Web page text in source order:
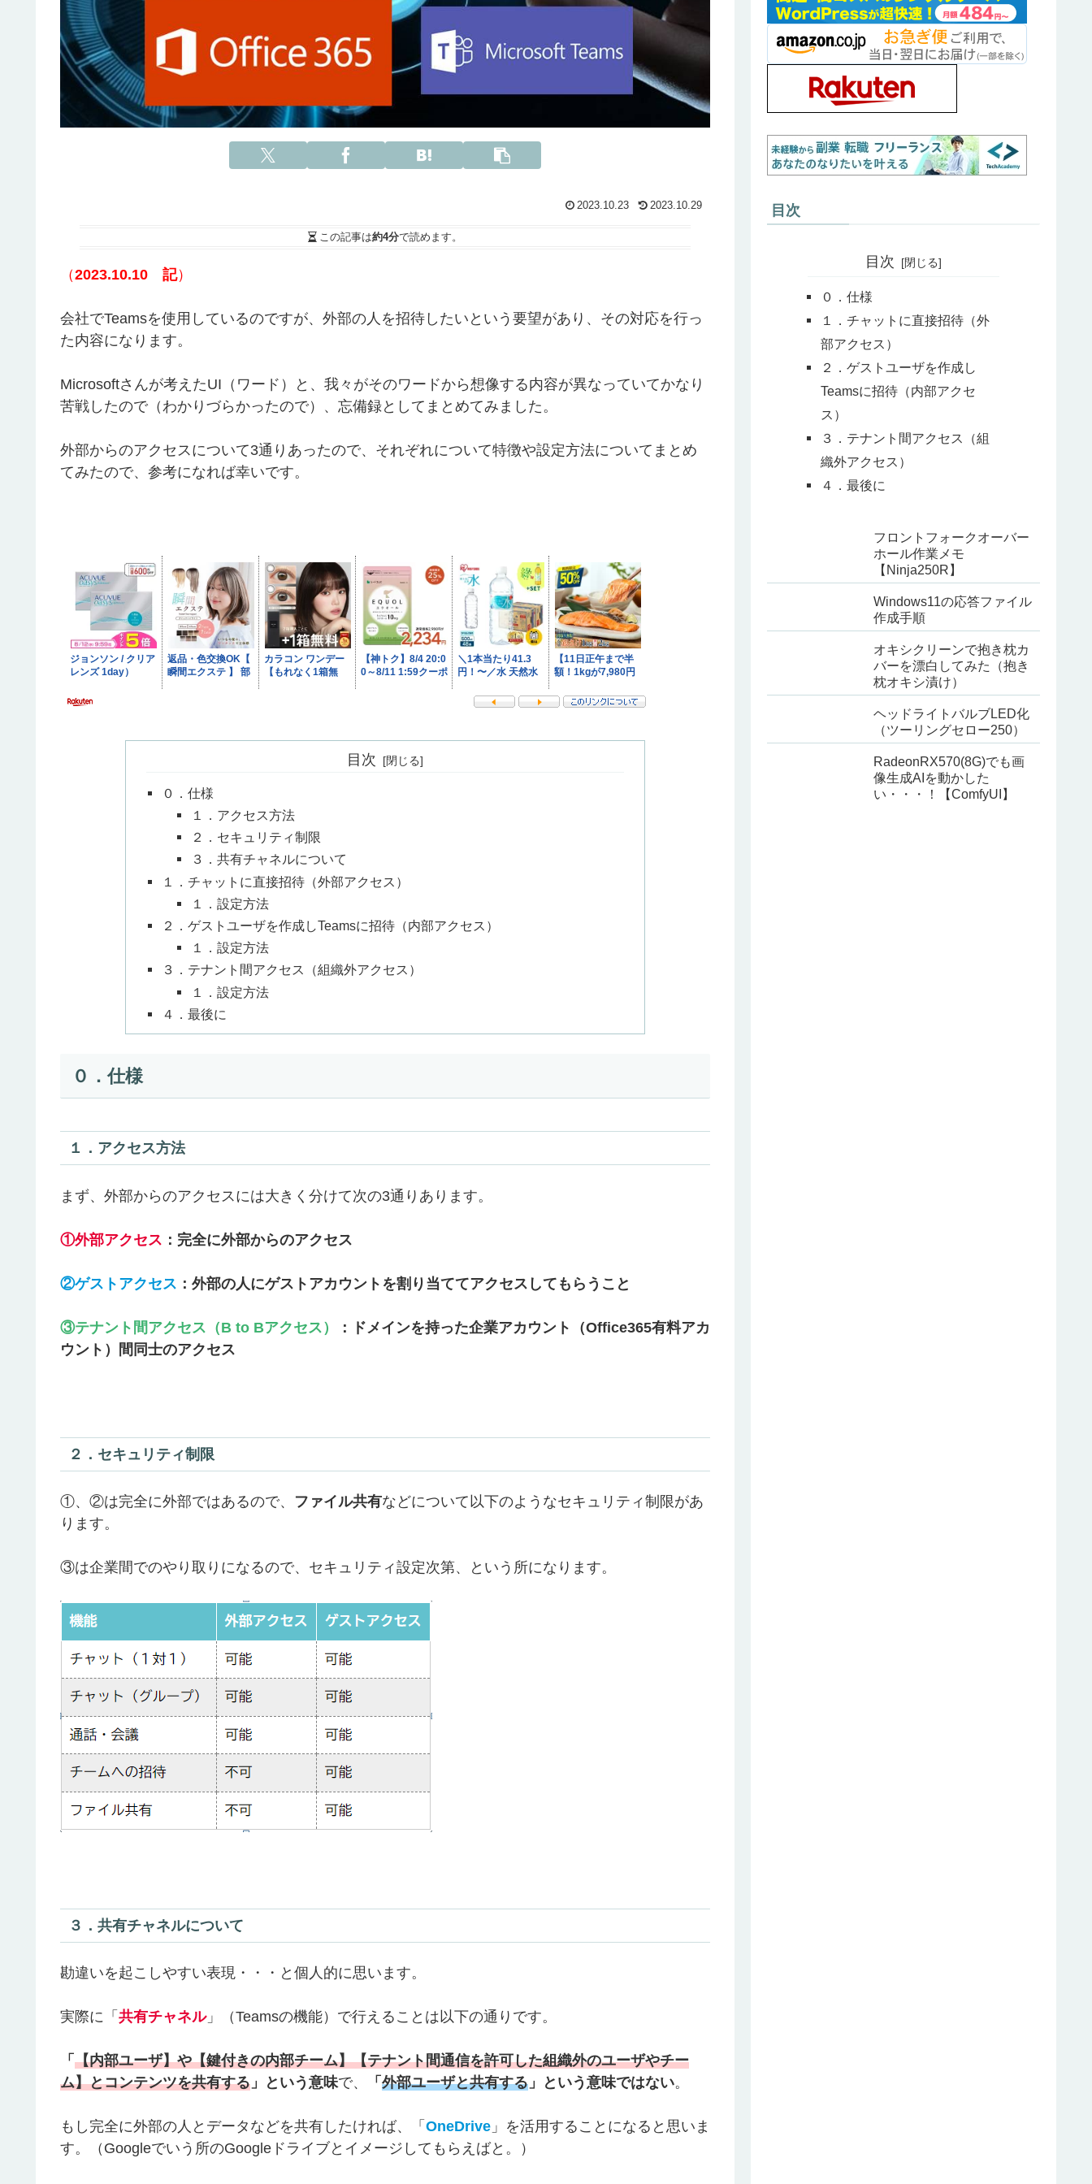
2023.10.23 2023.10.29
この記事は約4分で読めます。
（2023.10.10 記）
会社でTeamsを使用しているのですが、外部の人を招待したいという要望があり、その対応を行っ
た内容になります。
Microsoftさんが考えたUI（ワード）と、我々がそのワードから想像する内容が異なっていてかなり
苦戦したので（わかりづらかったので）、忘備録としてまとめてみました。
外部からのアクセスについて3通りあったので、それぞれについて特徴や設定方法についてまとめ
てみたので、参考になれば幸いです。
目次
０．仕様
１．アクセス方法
２．セキュリティ制限
３．共有チャネルについて
１．チャットに直接招待（外部アクセス）
１．設定方法
２．ゲストユーザを作成しTeamsに招待（内部アクセス）
１．設定方法
３．テナント間アクセス（組織外アクセス）
１．設定方法
４．最後に
０．仕様
１．アクセス方法
まず、外部からのアクセスには大きく分けて次の3通りあります。
①外部アクセス ：完全に外部からのアクセス
②ゲストアクセス ：外部の人にゲストアカウントを割り当ててアクセスしてもらうこと
③テナント間アクセス（B to Bアクセス）
：ドメインを持った企業アカウント（Office365有料アカ
ウント）間同士のアクセス
２．セキュリティ制限
①、②は完全に外部ではあるので、 ファイル共有などについて以下のようなセキュリティ制限があ
ります。
③は企業間でのやり取りになるので、セキュリティ設定次第、という所になります。
３．共有チャネルについて
勘違いを起こしやすい表現・・・と個人的に思います。
実際に「 共有チャネル」（Teamsの機能）で行えることは以下の通りです。
「 【内部ユーザ】や【鍵付きの内部チーム】【テナント間通信を許可した組織外のユーザやチー
ム】とコンテンツを共有する 」という意味で、 「 外部ユーザと共有する 」という意味ではない。
もし完全に外部の人とデータなどを共有したければ、「 OneDrive 」を活用することになると思いま
す。（Googleでいう所のGoogleドライブとイメージしてもらえばと。）
目次
目次
０．仕様
１．チャットに直接招待（外
部アクセス）
２．ゲストユーザを作成し
Teamsに招待（内部アクセ
ス）
３．テナント間アクセス（組
織外アクセス）
４．最後に
フロントフォークオーバー
ホール作業メモ
【Ninja250R】
Windows11の応答ファイル
作成手順
オキシクリーンで抱き枕カ
バーを漂白してみた（抱き
枕オキシ漬け）
ヘッドライトバルブLED化
（ツーリングセロー250）
RadeonRX570(8G)でも画
像生成AIを動かした
い・・・！【ComfyUI】